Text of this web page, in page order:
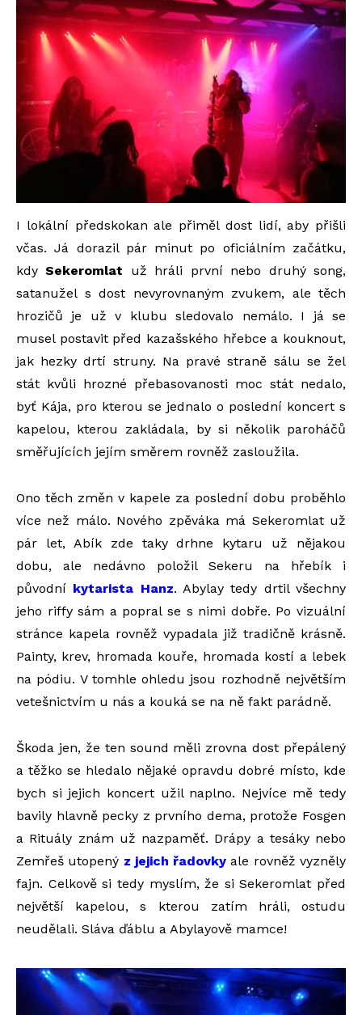
I lokální předskokan ale přiměl dost lidí, aby přišli
včas. Já dorazil pár minut po oficiálním začátku,
kdySekeromlat už hráli první nebo druhý song,
satanužel s dost nevyrovnaným zvukem, ale těch
hrozičů je už v klubu sledovalo nemálo. I já se
musel postavit před kazašského hřebce a kouknout,
jak hezky drtí struny. Na pravé straně sálu se žel
stát kvůli hrozné přebasovanosti moc stát nedalo,
byť Kája, pro kterou se jednalo o poslední koncert s
kapelou, kterou zakládala, by si několik paroháčů
směřujících jejím směrem rovněž zasloužila.
Ono těch změn v kapele za poslední dobu proběhlo
více než málo. Nového zpěváka má Sekeromlat už
pár let, Abík zde taky drhne kytaru už nějakou
dobu, ale nedávno položil Sekeru na hřebík i
původní kytarista Hanz. Abylay tedy drtil všechny
jeho riffy sám a popral se s nimi dobře. Po vizuální
stránce kapela rovněž vypadala již tradičně krásně.
Painty, krev, hromada kouře, hromada kostí a lebek
na pódiu. V tomhle ohledu jsou rozhodně největším
vetešnictvím u nás a kouká se na ně fakt parádně.
Škoda jen, že ten sound měli zrovna dost přepálený
a těžko se hledalo nějaké opravdu dobré místo, kde
bych si jejich koncert užil naplno. Nejvíce mě tedy
bavily hlavně pecky z prvního dema, protože Fosgen
a Rituály znám už nazpaměť. Drápy a tesáky nebo
Zemřeš utopený z jejich řadovky ale rovněž vyzněly
fajn. Celkově si tedy myslím, že si Sekeromlat před
největší kapelou, s kterou zatím hráli, ostudu
neudělali. Sláva ďáblu a Abylayově mamce!